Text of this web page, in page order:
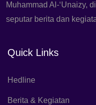
Muhammad Al-‘Unaizy,
seputar berita dan
Quick Links
Hedline
Berita & Kegiatan